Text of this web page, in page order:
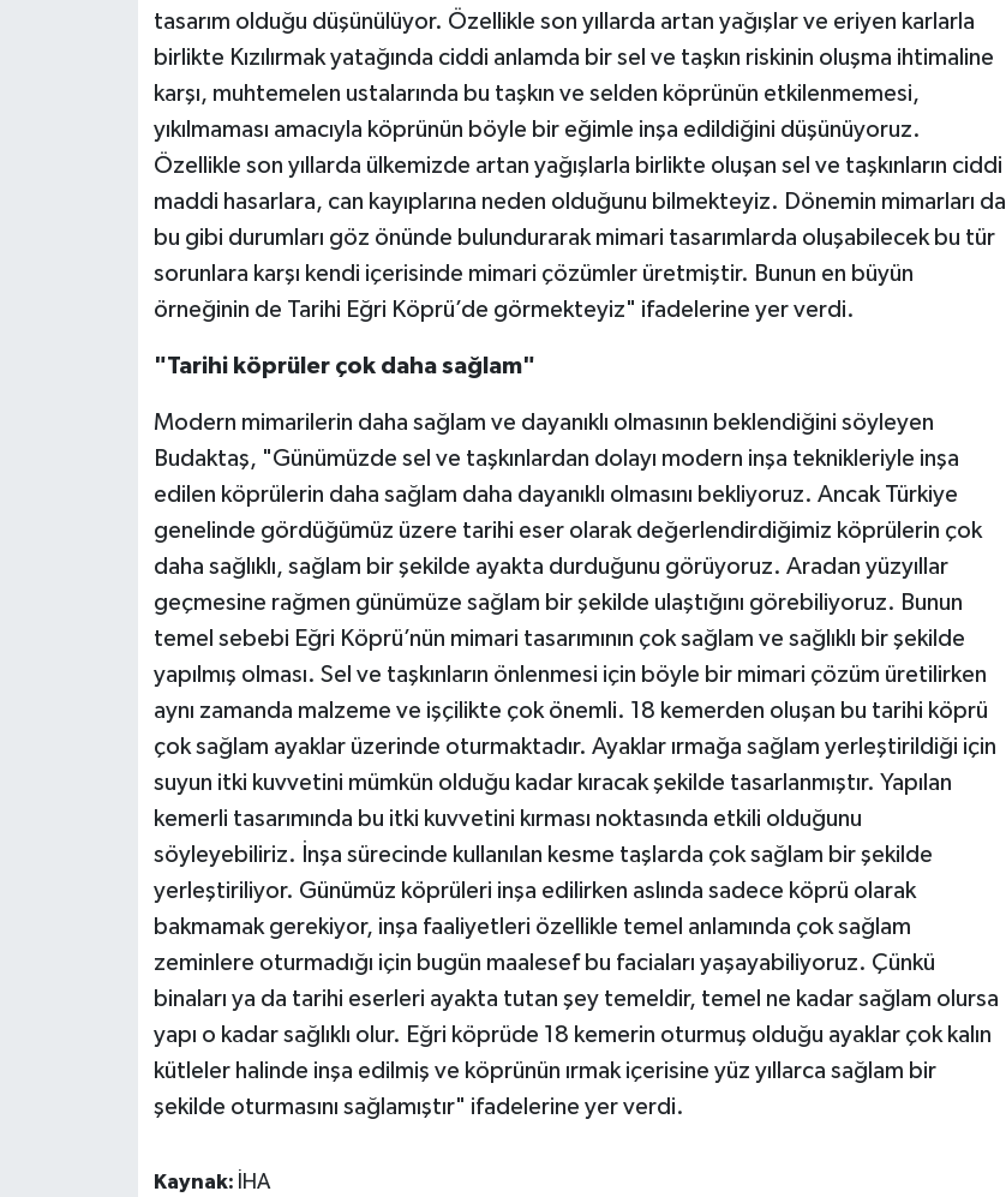
tasarım olduğu düşünülüyor. Özellikle son yıllarda artan yağışlar ve eriyen karlarla
birlikte Kızılırmak yatağında ciddi anlamda bir sel ve taşkın riskinin oluşma ihtimaline
karşı, muhtemelen ustalarında bu taşkın ve selden köprünün etkilenmemesi,
yıkılmaması amacıyla köprünün böyle bir eğimle inşa edildiğini düşünüyoruz.
Özellikle son yıllarda ülkemizde artan yağışlarla birlikte oluşan sel ve taşkınların ciddi
maddi hasarlara, can kayıplarına neden olduğunu bilmekteyiz. Dönemin mimarları da
bu gibi durumları göz önünde bulundurarak mimari tasarımlarda oluşabilecek bu tür
sorunlara karşı kendi içerisinde mimari çözümler üretmiştir. Bunun en büyün
örneğinin de Tarihi Eğri Köprü’de görmekteyiz" ifadelerine yer verdi.
"Tarihi köprüler çok daha sağlam"
Modern mimarilerin daha sağlam ve dayanıklı olmasının beklendiğini söyleyen
Budaktaş, "Günümüzde sel ve taşkınlardan dolayı modern inşa teknikleriyle inşa
edilen köprülerin daha sağlam daha dayanıklı olmasını bekliyoruz. Ancak Türkiye
genelinde gördüğümüz üzere tarihi eser olarak değerlendirdiğimiz köprülerin çok
daha sağlıklı, sağlam bir şekilde ayakta durduğunu görüyoruz. Aradan yüzyıllar
geçmesine rağmen günümüze sağlam bir şekilde ulaştığını görebiliyoruz. Bunun
temel sebebi Eğri Köprü’nün mimari tasarımının çok sağlam ve sağlıklı bir şekilde
yapılmış olması. Sel ve taşkınların önlenmesi için böyle bir mimari çözüm üretilirken
aynı zamanda malzeme ve işçilikte çok önemli. 18 kemerden oluşan bu tarihi köprü
çok sağlam ayaklar üzerinde oturmaktadır. Ayaklar ırmağa sağlam yerleştirildiği için
suyun itki kuvvetini mümkün olduğu kadar kıracak şekilde tasarlanmıştır. Yapılan
kemerli tasarımında bu itki kuvvetini kırması noktasında etkili olduğunu
söyleyebiliriz. İnşa sürecinde kullanılan kesme taşlarda çok sağlam bir şekilde
yerleştiriliyor. Günümüz köprüleri inşa edilirken aslında sadece köprü olarak
bakmamak gerekiyor, inşa faaliyetleri özellikle temel anlamında çok sağlam
zeminlere oturmadığı için bugün maalesef bu faciaları yaşayabiliyoruz. Çünkü
binaları ya da tarihi eserleri ayakta tutan şey temeldir, temel ne kadar sağlam olursa
yapı o kadar sağlıklı olur. Eğri köprüde 18 kemerin oturmuş olduğu ayaklar çok kalın
kütleler halinde inşa edilmiş ve köprünün ırmak içerisine yüz yıllarca sağlam bir
şekilde oturmasını sağlamıştır" ifadelerine yer verdi.
Kaynak: İHA